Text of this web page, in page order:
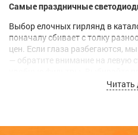
Самые праздничные
Выбор елочных гирлянд в
поначалу сбивает с толку
цен. Если глаза разбегаются,
— обратите внимание на левую
габариты, степень защиты,
другие параметры, от которых
запрещает отпустить
Читать